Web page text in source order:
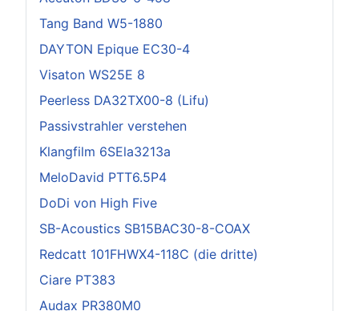
Tang Band W5-1880
DAYTON Epique EC30-4
Visaton WS25E 8
Peerless DA32TX00-8 (Lifu)
Passivstrahler verstehen
Klangfilm 6SEla3213a
MeloDavid PTT6.5P4
DoDi von High Five
SB-Acoustics SB15BAC30-8-COAX
Redcatt 101FHWX4-118C (die dritte)
Ciare PT383
Audax PR380M0